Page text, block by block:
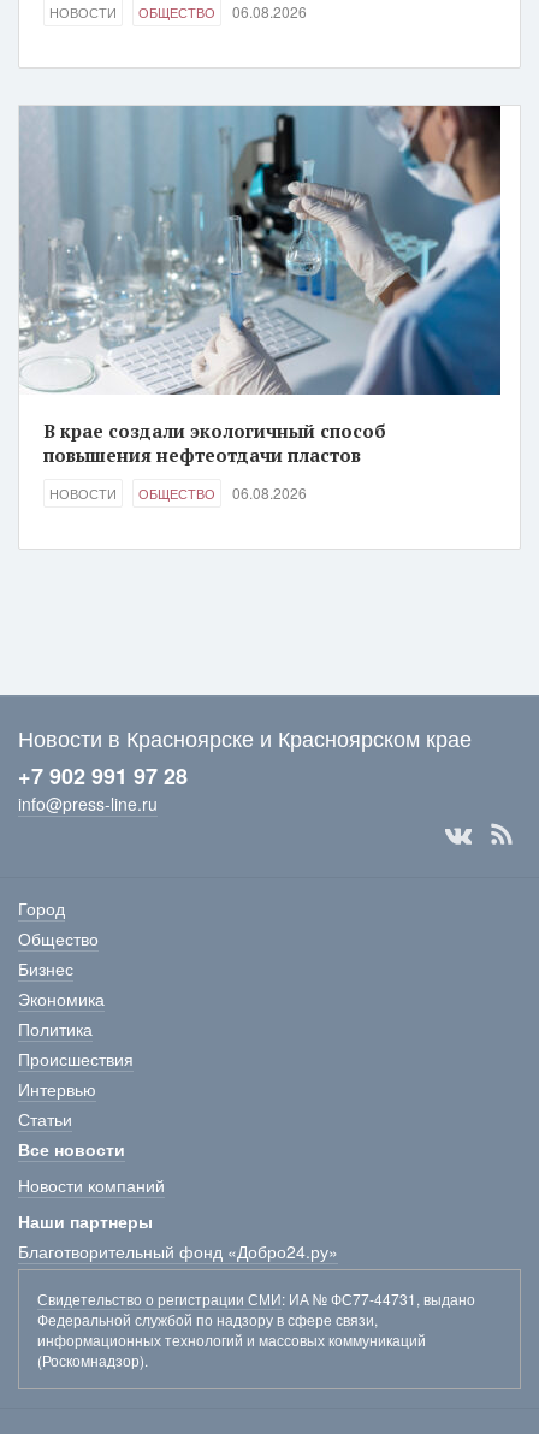
НОВОСТИ ОБЩЕСТВО 06.08.2026
В крае создали экологичный способ
повышения нефтеотдачи пластов
НОВОСТИ ОБЩЕСТВО 06.08.2026
Новости в Красноярске и Красноярском крае
+7 902 991 97 28
info@press-line.ru
Город
Общество
Бизнес
Экономика
Политика
Происшествия
Интервью
Статьи
Все новости
Новости компаний
Наши партнеры
Благотворительный фонд «Добро24.ру»
Свидетельство о регистрации СМИ: ИА № ФС77-44731, выдано
Федеральной службой по надзору в сфере связи,
информационных технологий и массовых коммуникаций
(Роскомнадзор).